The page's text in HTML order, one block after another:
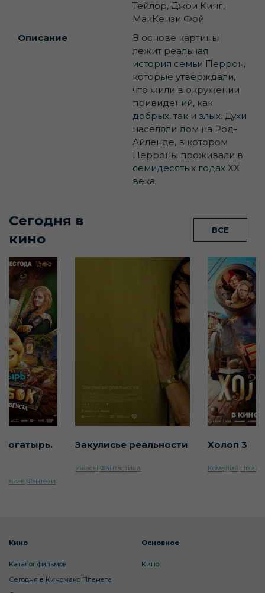
Тейлор, Джои Кинг,
МакКензи Фой
Описание
В основе картины
лежит реальная
история семьи Перрон,
которые утверждали,
что жили в окружении
привидений, как
добрых, так и злых. Духи
населяли дом на Род-
Айленде, в котором
Перроны проживали в
семидесятых годах XX
века.
Сегодня в
кино
ВСЕ
Закулисье реальности
Ужасы Фантастика
Холоп 3
Комедия
Фэнтези
Кино
Каталог фильмов
Сегодня в Киномакс Планета
Основное
Кино